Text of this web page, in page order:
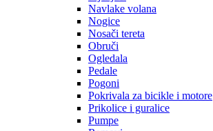
Navlake volana
Nogice
Nosači tereta
Obruči
Ogledala
Pedale
Pogoni
Pokrivala za bicikle i motore
Prikolice i guralice
Pumpe